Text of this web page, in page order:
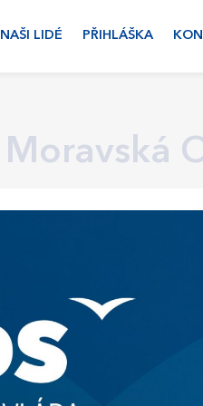
NAŠI LIDÉ PŘIHLÁŠKA
Moravská